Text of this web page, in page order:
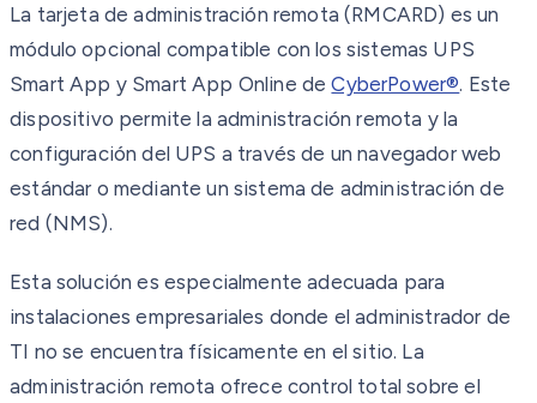
La tarjeta de administración remota (RMCARD) es un
módulo opcional compatible con los sistemas UPS
Smart App y Smart App Online deCyberPower®. Este
dispositivo permite la administración remota y la
configuración del UPS a través de un navegador web
estándar o mediante un sistema de administración de
red (NMS).
Esta solución es especialmente adecuada para
instalaciones empresariales donde el administrador de
TI no se encuentra físicamente en el sitio. La
administración remota ofrece control total sobre el